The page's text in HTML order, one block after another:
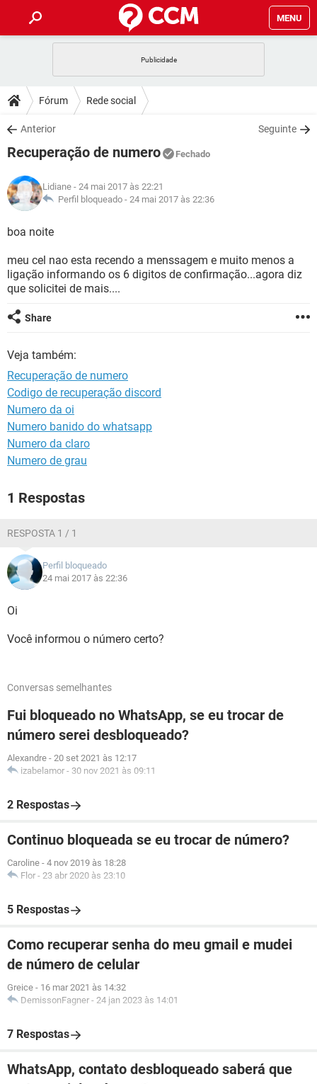
MENU
CELULAR
OUTLOOK
INSTAGRAM GMAIL
GUIA DE COMPRAS
DICAS
JOGOS
INSTAGRAM
GUIA DE COMPRAS
DOWNLOADS
JOGOS WHATSAPP
CELULAR
OUTLOOK EXCEL
INSTAGRAM
FÓRUM
JOGOS
CELULAR
OUTLOOK
INSTAGRAM GMAIL
GUIA DE COMPRAS
GLOSSÁRIO
OUTLOOK EXCEL
GUIA DE COMPRAS
Fórum Rede social
Anterior Seguinte
Recuperação de numero Fechado
Lidiane - 24 mai 2017 às 22:21
Perfil bloqueado - 24 mai 2017 às 22:36
boa noite
meu cel nao esta recendo a menssagem e muito menos a
ligação informando os 6 digitos de confirmação...agora diz
que solicitei de mais....
Share
Veja também:
Recuperação de numero
Codigo de recuperação discord
Numero da oi
Numero banido do whatsapp
Numero da claro
Numero de grau
1 Respostas
RESPOSTA 1 / 1
Perfil bloqueado
24 mai 2017 às 22:36
Oi
Você informou o número certo?
Conversas semelhantes
Fui bloqueado no WhatsApp, se eu trocar de
número serei desbloqueado?
Alexandre - 20 set 2021 às 12:17
izabelamor - 30 nov 2021 às 09:11
2 Respostas
Continuo bloqueada se eu trocar de número?
Caroline - 4 nov 2019 às 18:28
Flor - 23 abr 2020 às 23:10
5 Respostas
Como recuperar senha do meu gmail e mudei
de número de celular
Greice - 16 mar 2021 às 14:32
DemissonFagner - 24 jan 2023 às 14:01
7 Respostas
WhatsApp, contato desbloqueado saberá que